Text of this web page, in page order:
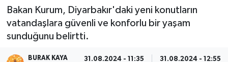
Bakan Kurum, Diyarbakır'daki yeni konutların
vatandaşlara güvenli ve konforlu bir yaşam
sunduğunu belirtti.
BURAK KAYA 31.08.2024 - 11:35 31.08.2024 - 12:55